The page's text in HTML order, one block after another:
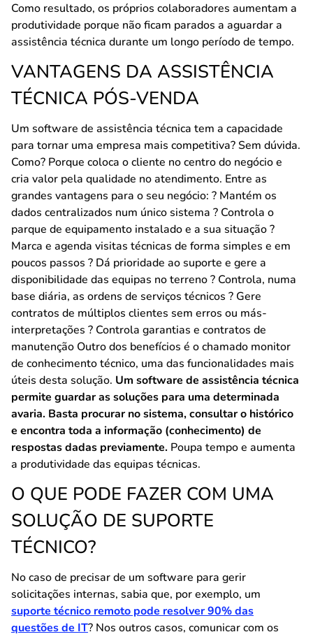
Como resultado, os próprios colaboradores aumentam a
produtividade porque não ficam parados a aguardar a
assistência técnica durante um longo período de tempo.
VANTAGENS DA ASSISTÊNCIA
TÉCNICA PÓS-VENDA
Um software de assistência técnica tem a capacidade
para tornar uma empresa mais competitiva? Sem dúvida.
Como? Porque coloca o cliente no centro do negócio e
cria valor pela qualidade no atendimento. Entre as
grandes vantagens para o seu negócio: ? Mantém os
dados centralizados num único sistema ? Controla o
parque de equipamento instalado e a sua situação ?
Marca e agenda visitas técnicas de forma simples e em
poucos passos ? Dá prioridade ao suporte e gere a
disponibilidade das equipas no terreno ? Controla, numa
base diária, as ordens de serviços técnicos ? Gere
contratos de múltiplos clientes sem erros ou más-
interpretações ? Controla garantias e contratos de
manutenção Outro dos benefícios é o chamado monitor
de conhecimento técnico, uma das funcionalidades mais
úteis desta solução. Um software de assistência técnica
permite guardar as soluções para uma determinada
avaria. Basta procurar no sistema, consultar o histórico
e encontra toda a informação (conhecimento) de
respostas dadas previamente. Poupa tempo e aumenta
a produtividade das equipas técnicas.
O QUE PODE FAZER COM UMA
SOLUÇÃO DE SUPORTE
TÉCNICO?
No caso de precisar de um software para gerir
solicitações internas, sabia que, por exemplo, um
suporte técnico remoto pode resolver 90% das
questões de IT? Nos outros casos, comunicar com os